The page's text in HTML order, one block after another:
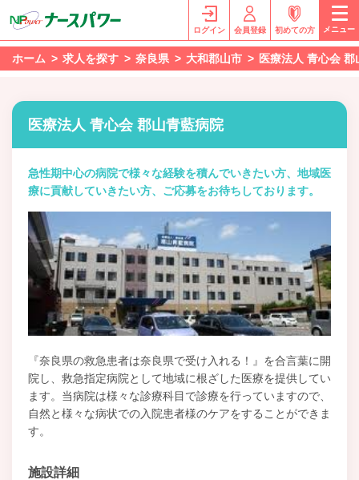
ログイン 会員登録 初めての方 メニュー
ホーム 求人を探す 奈良県 大和郡山市 医療法人 青心会
医療法人 青心会 郡山青藍病院
急性期中心の病院で様々な経験を積んでいきたい方、地域医
療に貢献していきたい方、ご応募をお待ちしております。
『奈良県の救急患者は奈良県で受け入れる！』を合言葉に開
院し、救急指定病院として地域に根ざした医療を提供してい
ます。当病院は様々な診療科目で診療を行っていますので、
自然と様々な病状での入院患者様のケアをすることができま
す。
施設詳細